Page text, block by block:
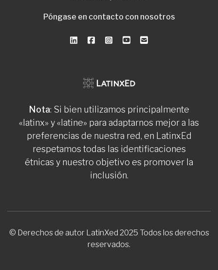
Nota: Si bien utilizamos principalmente
«latinx» y «latine» para adaptarnos mejor a las
preferencias de nuestra red, en LatinxEd
respetamos todas las identificaciones
étnicas y nuestro objetivo es promover la
inclusión.
Póngase en contacto con nosotros
© Derechos de autor LatinXed 2025 Todos los derechos
reservados.